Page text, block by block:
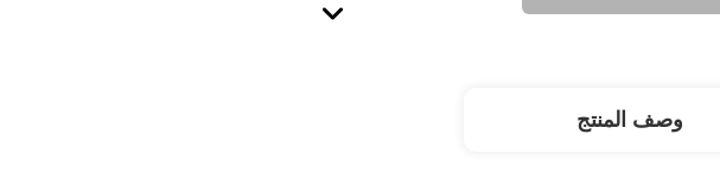
وصف المنتج